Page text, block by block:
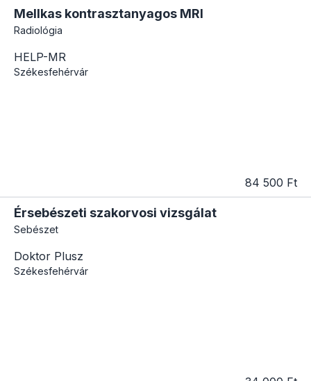
Mellkas kontrasztanyagos MRI
Radiológia
HELP-MR
Székesfehérvár
84 500 Ft
Érsebészeti szakorvosi vizsgálat
Sebészet
Doktor Plusz
Székesfehérvár